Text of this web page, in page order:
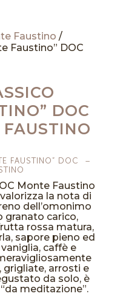
Faustino /
Faustino” DOC
DOC
FAUSTINO” DOC –
Monte Faustino
la nota di
dell’omonimo
granato carico,
rossa matura,
sapore pieno ed
caffè e
grigliate, arrosti e
da solo, è
meditazione”.